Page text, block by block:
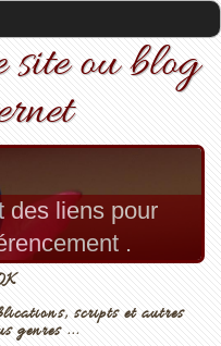
site ou blog
des liens pour
.
scripts et autres
genres ...